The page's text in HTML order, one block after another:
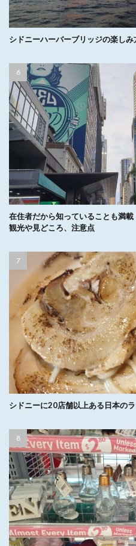
シドニーハーバーブリッジの楽しみ
在住者だから知っていることも満
観光や見どころ、注意点
シドニーに20店舗以上ある日本の